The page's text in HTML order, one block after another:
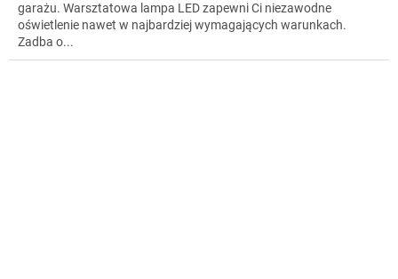
garażu. Warsztatowa lampa LED zapewni Ci niezawodne
oświetlenie nawet w najbardziej wymagających warunkach.
Zadba o...